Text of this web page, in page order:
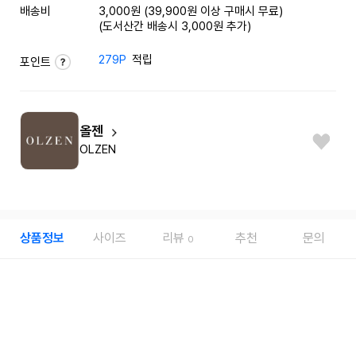
배송비
3,000원 (39,900원 이상 구매시 무료)
(도서산간 배송시 3,000원 추가)
포인트 279P 적립
올젠
OLZEN
상품정보 사이즈 리뷰 0 추천 문의